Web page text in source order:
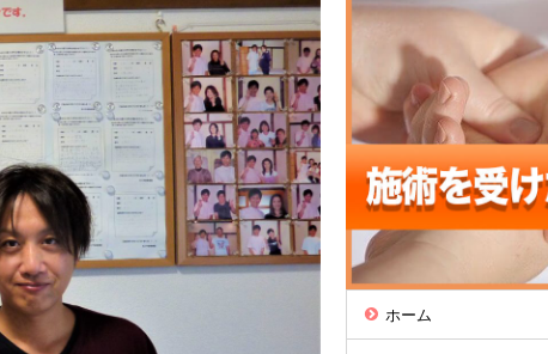
ホーム